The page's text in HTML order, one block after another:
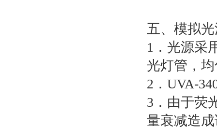
五、模拟
1．光源采
光灯管，
2．UVA-
3．由于荧
量衰减造